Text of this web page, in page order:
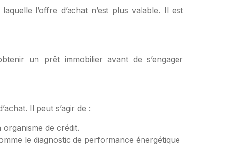
l’offre d’achat n’est plus valable. Il est
un prêt immobilier avant de s’engager
Il peut s’agir de :
organisme de crédit.
le diagnostic de performance énergétique